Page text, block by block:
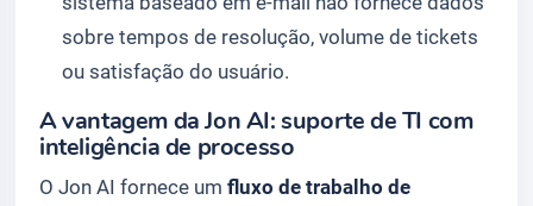
sobre tempos de resolução, volume de tickets
ou satisfação do usuário.
A vantagem da Jon AI: suporte de TI com
inteligência de processo
O Jon AI fornece um fluxo de trabalho de